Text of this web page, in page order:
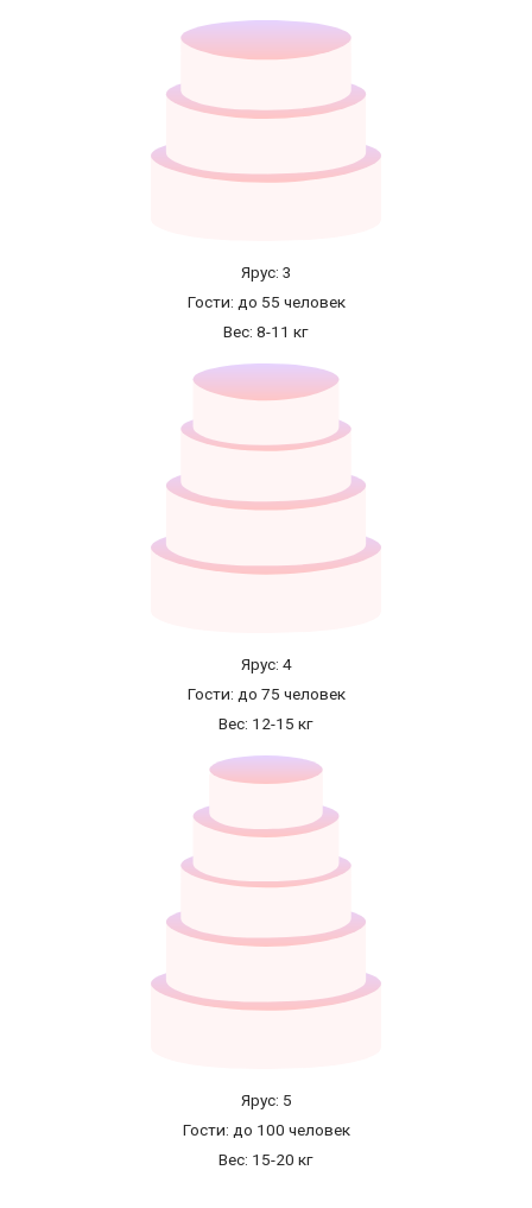
Ярус: 3
Гости: до 55 человек
Вес: 8-11 кг
Ярус: 4
Гости: до 75 человек
Вес: 12-15 кг
Ярус: 5
Гости: до 100 человек
Вес: 15-20 кг